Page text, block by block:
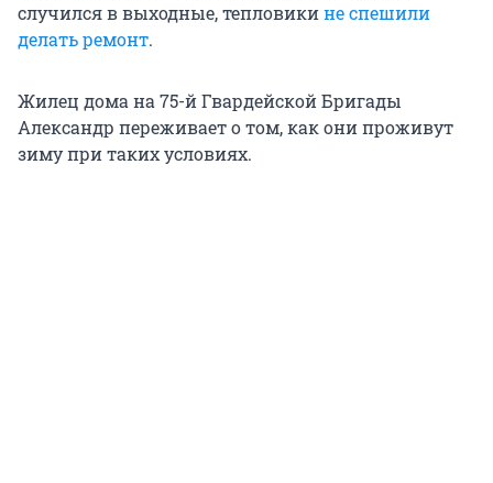
случился в выходные, тепловикине спешили
делать ремонт.
Жилец дома на 75-й Гвардейской Бригады
Александр переживает о том, как они проживут
зиму при таких условиях.